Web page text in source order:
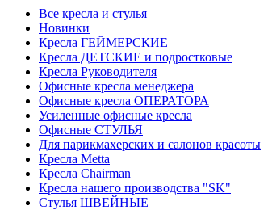
Все кресла и стулья
Новинки
Кресла ГЕЙМЕРСКИЕ
Кресла ДЕТСКИЕ и подростковые
Кресла Руководителя
Офисные кресла менеджера
Офисные кресла ОПЕРАТОРА
Усиленные офисные кресла
Офисные СТУЛЬЯ
Для парикмахерских и салонов красоты
Кресла Metta
Кресла Chairman
Кресла нашего производства "SK"
Стулья ШВЕЙНЫЕ